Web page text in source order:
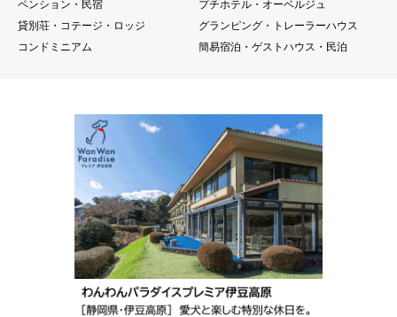
ペンション・民宿
プチホテル・オーベルジュ
貸別荘・コテージ・ロッジ
グランピング・トレーラーハウス
コンドミニアム
簡易宿泊・ゲストハウス・民泊